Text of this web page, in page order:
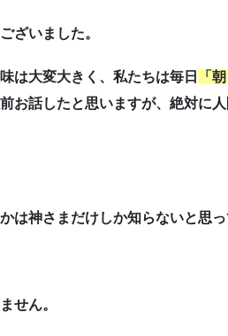
ざいました。
は大変大きく、私たちは毎日
「
お話したと思いますが、絶対に
は神さまだけしか知らないと思っ
せん。